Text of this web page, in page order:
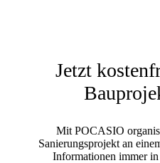
Jetzt
Mit POCASIO
Sanierungsprojekt an
Informationen immer